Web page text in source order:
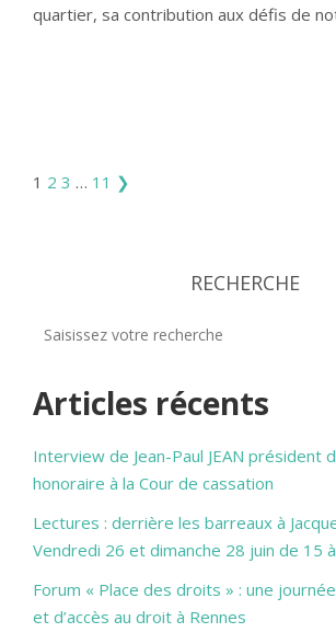
quartier, sa contribution aux défis de
1 2 3 … 11 ❯
RECHERCHE
Articles récents
Interview de Jean-Paul JEAN président
honoraire à la Cour de cassation
Lectures : derrière les barreaux à
Vendredi 26 et dimanche 28 juin de 15
Forum « Place des droits » : une
et d’accès au droit à Rennes